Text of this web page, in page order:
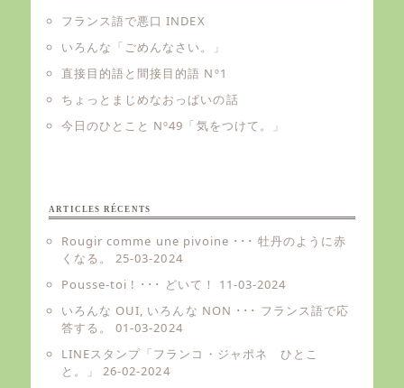
フランス語で悪口 INDEX
いろんな「ごめんなさい。」
直接目的語と間接目的語 Nº1
ちょっとまじめなおっぱいの話
今日のひとこと Nº49「気をつけて。」
ARTICLES RÉCENTS
Rougir comme une pivoine ･･･ 牡丹のように赤
くなる。
25-03-2024
Pousse-toi ! ･･･ どいて！
11-03-2024
いろんな OUI, いろんな NON ･･･ フランス語で応
答する。
01-03-2024
LINEスタンプ「フランコ・ジャポネ ひとこ
と。」
26-02-2024